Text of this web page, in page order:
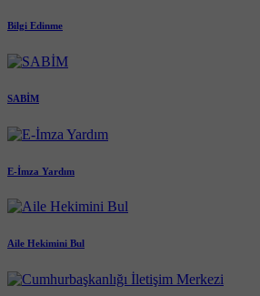
Bilgi Edinme
SABİM
E-İmza Yardım
Aile Hekimini Bul